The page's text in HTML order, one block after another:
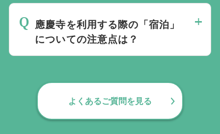
の手続きとお答えになる方が70パーセント
以上でして、お客様が日常にお戻りいただ
くまでの期間、回数の制限なく、当社の専
應慶寺を利用する際の「宿泊」
についての注意点は？
が、應慶寺では対応しておりませんのでご
注意ください。
よくあるご質問を見る